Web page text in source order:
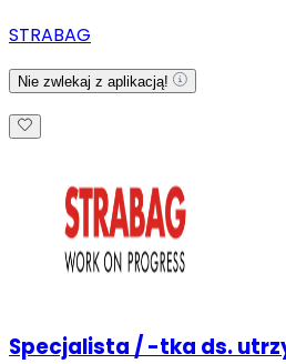
STRABAG
Nie zwlekaj z aplikacją!
Specjalista / -tka ds.